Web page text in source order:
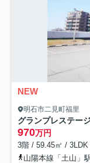
NEW
明石市二見町福里
グランプレステー
970万円
3階 / 59.45㎡ /
山陽本線「土山」